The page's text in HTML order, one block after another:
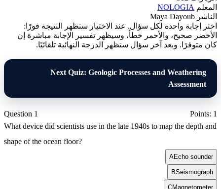
المعلم
NOLOGIA
الناشر Maya Dayoub
اختر إجابة واحدة لكل سؤال. عند الاختيار ستظهر النتيجة فورًا:
الأخضر صحيح، والأحمر خطأ، وسيظهر تفسير الإجابة مباشرة إن
كان متوفرًا. وبعد آخر سؤال ستظهر الدرجة النهائية تلقائيًا.
Next Quiz: Geologic Processes and Weathering
Assessment
Question 1
Points: 1
What device did scientists use in the late 1940s to map the depth and
shape of the ocean floor?
AEcho sounder
BSeismograph
CMagnetometer